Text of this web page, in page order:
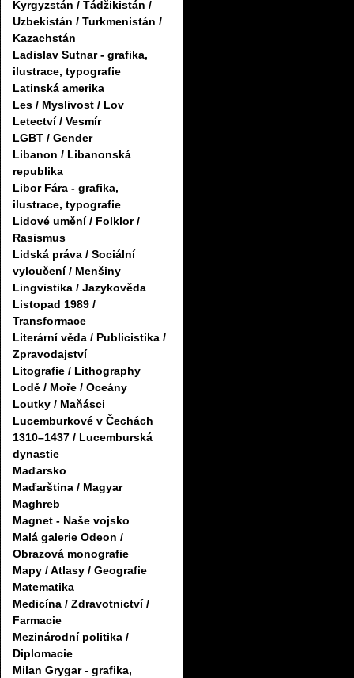
Kyrgyzstán / Tádžikistán /
Uzbekistán / Turkmenistán /
Kazachstán
Ladislav Sutnar - grafika,
ilustrace, typografie
Latinská amerika
Les / Myslivost / Lov
Letectví / Vesmír
LGBT / Gender
Libanon / Libanonská
republika
Libor Fára - grafika,
ilustrace, typografie
Lidové umění / Folklor /
Rasismus
Lidská práva / Sociální
vyloučení / Menšiny
Lingvistika / Jazykověda
Listopad 1989 /
Transformace
Literární věda / Publicistika /
Zpravodajství
Litografie / Lithography
Lodě / Moře / Oceány
Loutky / Maňásci
Lucemburkové v Čechách
1310–1437 / Lucemburská
dynastie
Maďarsko
Maďarština / Magyar
Maghreb
Magnet - Naše vojsko
Malá galerie Odeon /
Obrazová monografie
Mapy / Atlasy / Geografie
Matematika
Medicína / Zdravotnictví /
Farmacie
Mezinárodní politika /
Diplomacie
Milan Grygar - grafika,